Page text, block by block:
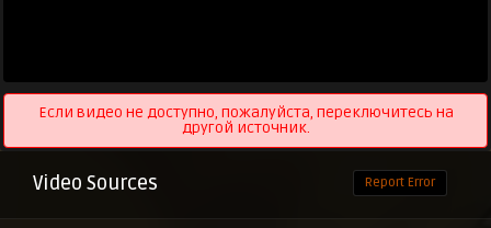
Если видео не доступно, пожалуйста, переключитесь на
другой источник.
Video Sources Report Error